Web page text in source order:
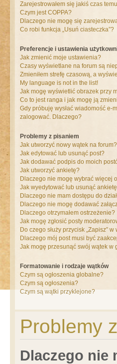
Zarejestrowałem się jakiś czas
Czym jest COPPA?
Dlaczego nie mogę się
Co robi funkcja „Usuń ciasteczka”?
Preferencje i ustawienia
Jak zmienić moje ustawienia?
Czasy wyświetlane na forum są
Zmieniłem strefę czasową, a
My language is not in the list!
Jak mogę wyświetlić obrazek przy
Co to jest ranga i jak mogę ją
Gdy próbuję wysłać wiadomość e-
zalogować. Dlaczego?
Problemy z pisaniem
Jak utworzyć nowy wątek na forum?
Jak edytować lub usunąć post?
Jak dodawać podpis do moich
Jak utworzyć ankietę?
Dlaczego nie mogę wybrać więcej
Jak wyedytować lub usunąć
Dlaczego nie mam dostępu do
Dlaczego nie mogę dodawać
Dlaczego otrzymałem ostrzeżenie?
Jak mogę zgłosić posty
Do czego służy przycisk „Zapisz”
Dlaczego mój post musi być
Jak mogę przesunąć swój wątek w
Formatowanie i rodzaje wątków
Czym są ogłoszenia globalne?
Czym są ogłoszenia?
Czym są wątki przyklejone?
Problemy
Dlaczego nie